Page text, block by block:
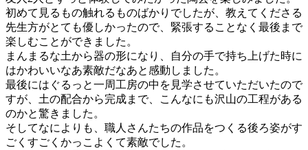
初めて見るもの触れるものばかりでしたが、教えてくださる
先生方がとても優しかったので、緊張することなく最後まで
楽しむことができました。
まんまるな土から器の形になり、自分の手で持ち上げた時に
はかわいいなあ素敵だなあと感動しました。
最後にはぐるっと一周工房の中を見学させていただいたので
すが、土の配合から完成まで、こんなにも沢山の工程がある
のかと驚きました。
そしてなによりも、職人さんたちの作品をつくる後ろ姿がす
ごくすごくかっこよくて素敵でした。